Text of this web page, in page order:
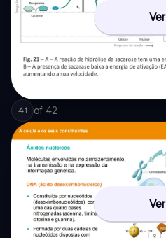
Ver
41 of 42
Ver